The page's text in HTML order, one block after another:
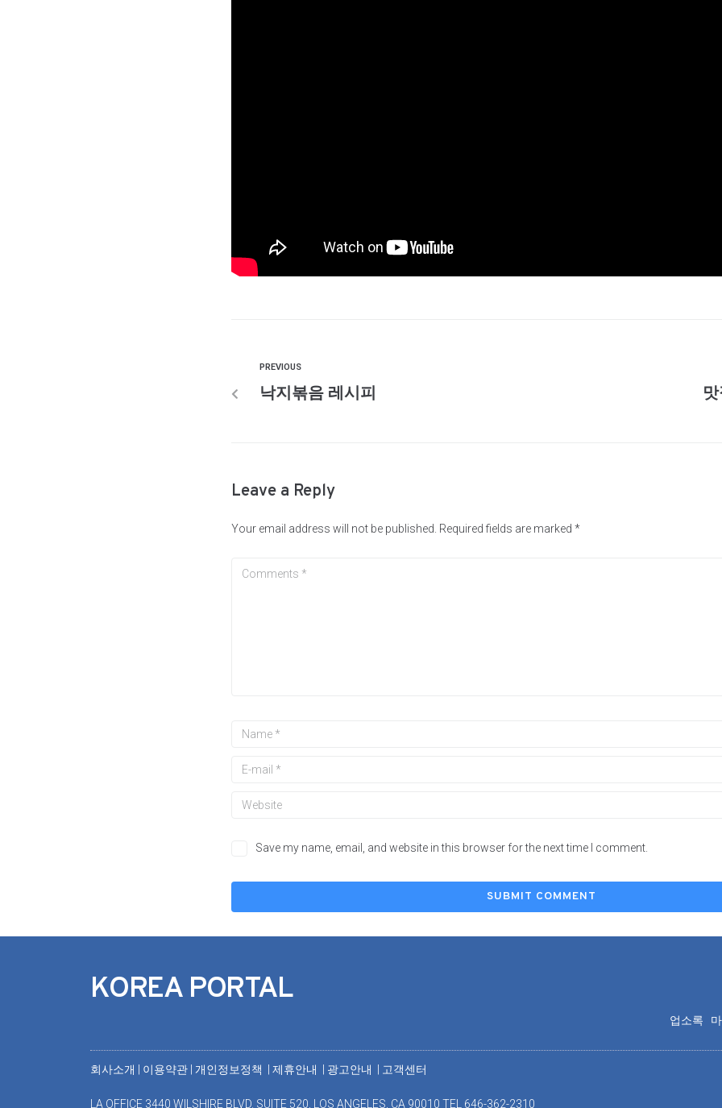
PREVIOUS
낙지볶음 레시피
Leave a Reply
Your email address will not be published. Required fields are marked *
Save my name, email, and website in this browser for the next time I comment.
KOREA PORTAL
업소록
회사소개 이용약관 개인정보정책 | 제휴안내 | 광고안내 고객센터
LA OFFICE 3440 WILSHIRE BLVD. SUITE 520, LOS ANGELES, CA 90010 TEL 646-362-2310